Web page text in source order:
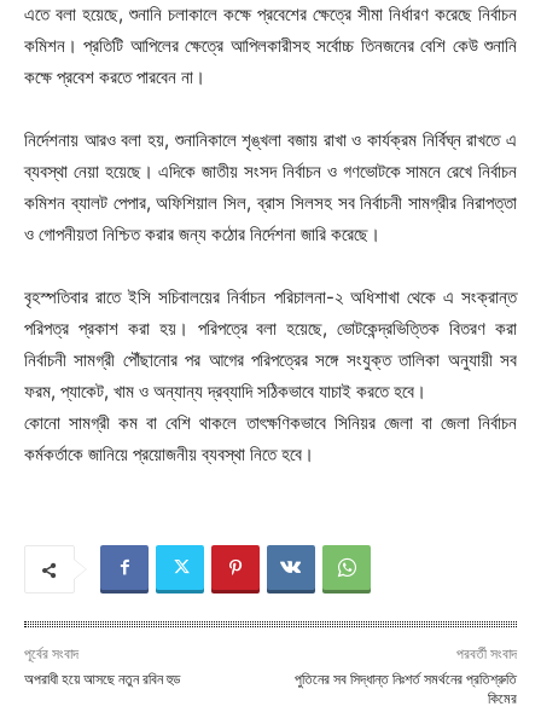
এতে বলা হয়েছে, শুনানি চলাকালে কক্ষে প্রবেশের ক্ষেত্রে সীমা নির্ধারণ করেছে নির্বাচন
কমিশন। প্রতিটি আপিলের ক্ষেত্রে আপিলকারীসহ সর্বোচ্চ তিনজনের বেশি কেউ শুনানি
কক্ষে প্রবেশ করতে পারবেন না।
নির্দেশনায় আরও বলা হয়, শুনানিকালে শৃঙ্খলা বজায় রাখা ও কার্যক্রম নির্বিঘ্ন রাখতে এ
ব্যবস্থা নেয়া হয়েছে। এদিকে জাতীয় সংসদ নির্বাচন ও গণভোটকে সামনে রেখে নির্বাচন
কমিশন ব্যালট পেপার, অফিশিয়াল সিল, ব্রাস সিলসহ সব নির্বাচনী সামগ্রীর নিরাপত্তা
ও গোপনীয়তা নিশ্চিত করার জন্য কঠোর নির্দেশনা জারি করেছে।
বৃহস্পতিবার রাতে ইসি সচিবালয়ের নির্বাচন পরিচালনা-২ অধিশাখা থেকে এ সংক্রান্ত
পরিপত্র প্রকাশ করা হয়। পরিপত্রে বলা হয়েছে, ভোটকেন্দ্রভিত্তিক বিতরণ করা
নির্বাচনী সামগ্রী পৌঁছানোর পর আগের পরিপত্রের সঙ্গে সংযুক্ত তালিকা অনুযায়ী সব
ফরম, প্যাকেট, খাম ও অন্যান্য দ্রব্যাদি সঠিকভাবে যাচাই করতে হবে।
কোনো সামগ্রী কম বা বেশি থাকলে তাৎক্ষণিকভাবে সিনিয়র জেলা বা জেলা নির্বাচন
কর্মকর্তাকে জানিয়ে প্রয়োজনীয় ব্যবস্থা নিতে হবে।
পূর্বের সংবাদ
অপরাধী হয়ে আসছে নতুন রবিন হুড
পরবর্তী সংবাদ
পুতিনের সব সিদ্ধান্ত নিঃশর্ত সমর্থনের প্রতিশ্রুতি
কিমের